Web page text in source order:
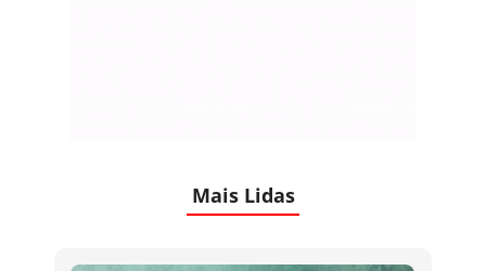
Mais Lidas